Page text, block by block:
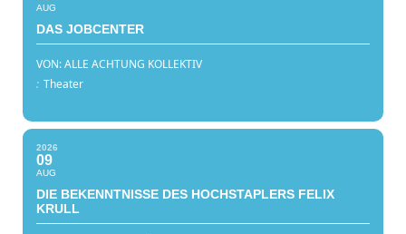
AUG
DAS JOBCENTER
VON: ALLE ACHTUNG KOLLEKTIV
: Theater
2026
09
AUG
DIE BEKENNTNISSE DES HOCHSTAPLERS FELIX
KRULL